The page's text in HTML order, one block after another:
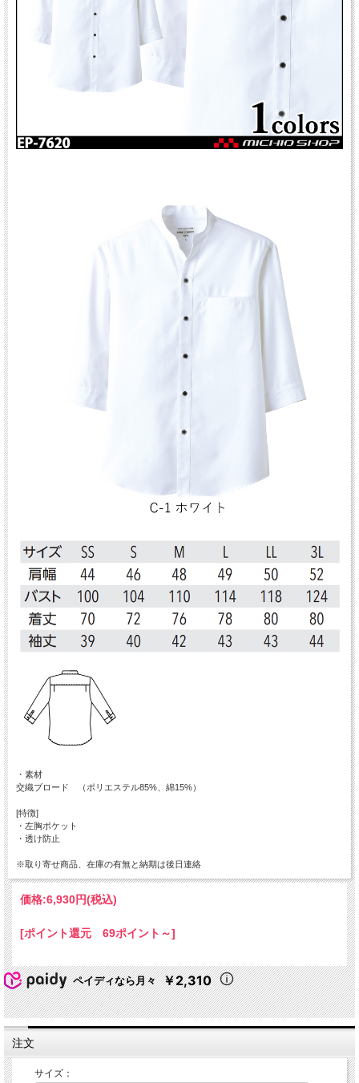
・素材
交織ブロード （ポリエステル85%、綿15%）
[特徴]
・左胸ポケット
・透け防止
※取り寄せ商品、在庫の有無と納期は後日連絡
価格:6,930円(税込)
[ポイント還元 69ポイント～]
ペイディなら月々 ￥2,310
注文
サイズ：